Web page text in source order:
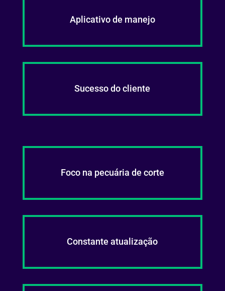
Aplicativo de manejo
Sucesso do cliente
Foco na pecuária de corte
Constante atualização